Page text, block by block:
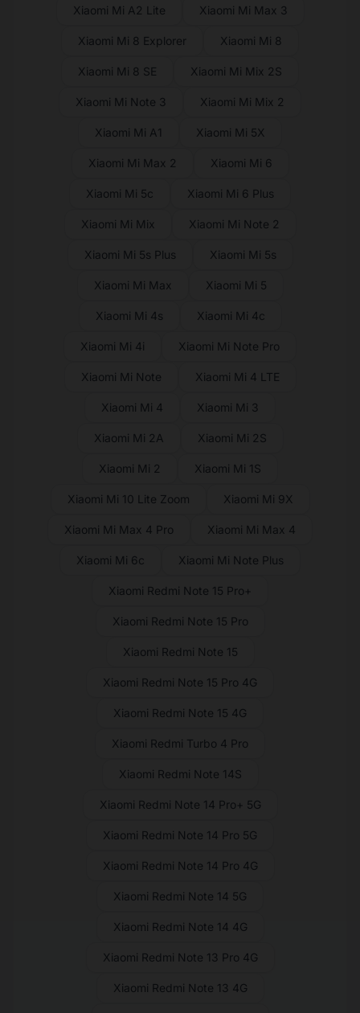
Xiaomi Mi A2 Lite Xiaomi Mi Max 3
Xiaomi Mi 8 Explorer Xiaomi Mi 8
Xiaomi Mi 8 SE Xiaomi Mi Mix 2S
Xiaomi Mi Note 3 Xiaomi Mi Mix 2
Xiaomi Mi A1 Xiaomi Mi 5X
Xiaomi Mi Max 2 Xiaomi Mi 6
Xiaomi Mi 5c Xiaomi Mi 6 Plus
Xiaomi Mi Mix Xiaomi Mi Note 2
Xiaomi Mi 5s Plus Xiaomi Mi 5s
Xiaomi Mi Max Xiaomi Mi 5
Xiaomi Mi 4s Xiaomi Mi 4c
Xiaomi Mi 4i Xiaomi Mi Note Pro
Xiaomi Mi Note Xiaomi Mi 4 LTE
Xiaomi Mi 4 Xiaomi Mi 3
Xiaomi Mi 2A Xiaomi Mi 2S
Xiaomi Mi 2 Xiaomi Mi 1S
Xiaomi Mi 10 Lite Zoom Xiaomi Mi 9X
Xiaomi Mi Max 4 Pro Xiaomi Mi Max 4
Xiaomi Mi 6c Xiaomi Mi Note Plus
Xiaomi Redmi Note 15 Pro+
Xiaomi Redmi Note 15 Pro
Xiaomi Redmi Note 15
Xiaomi Redmi Note 15 Pro 4G
Xiaomi Redmi Note 15 4G
Xiaomi Redmi Turbo 4 Pro
Xiaomi Redmi Note 14S
Xiaomi Redmi Note 14 Pro+ 5G
Xiaomi Redmi Note 14 Pro 5G
Xiaomi Redmi Note 14 Pro 4G
Xiaomi Redmi Note 14 5G
Xiaomi Redmi Note 14 4G
Xiaomi Redmi Note 13 Pro 4G
Xiaomi Redmi Note 13 4G